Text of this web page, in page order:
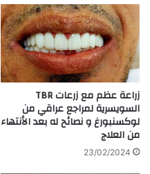
زراعة عظم مع زرعات TBR
السويسرية لمراجع عراقي من
لوكسنبورغ و نصائح له بعد الأنتهاء
من العلاج
23/02/2024